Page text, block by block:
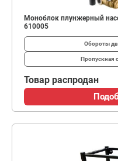
Моноблок плунжерный
610005
Обороты
Пропускная
Товар распродан